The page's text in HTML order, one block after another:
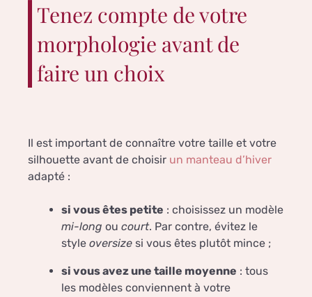
Tenez compte de votre
morphologie avant de
faire un choix
Il est important de connaître votre taille et votre
silhouette avant de choisir un manteau d’hiver
adapté :
si vous êtes petite : choisissez un modèle
mi-long ou court. Par contre, évitez le
style oversize si vous êtes plutôt mince ;
si vous avez une taille moyenne : tous
les modèles conviennent à votre